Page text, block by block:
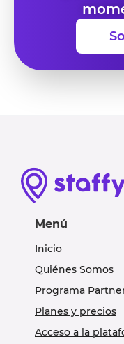
Menú
Inicio
Quiénes Somos
Programa
Planes y precios
Acceso a la